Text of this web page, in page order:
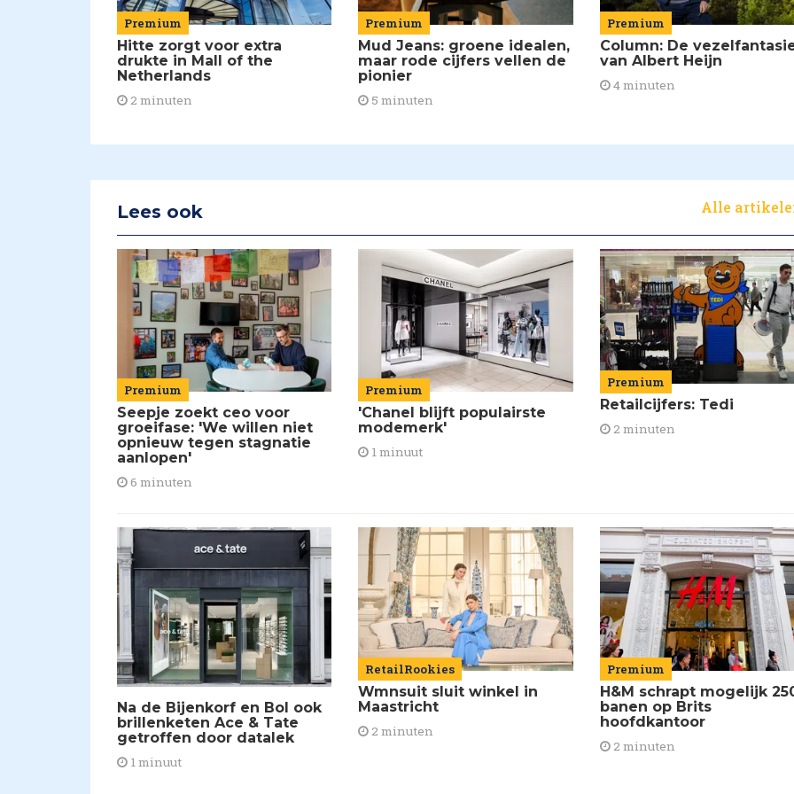
Premium
Hitte zorgt voor extra
drukte in Mall of the
Netherlands
2 minuten
Premium
Mud Jeans: groene idealen,
maar rode cijfers vellen de
pionier
5 minuten
Premium
Column: De
van Albert Heijn
4 minuten
Lees ook Alle
Premium
Seepje zoekt ceo voor
groeifase: 'We willen niet
opnieuw tegen stagnatie
aanlopen'
6 minuten
Premium
'Chanel blijft populairste
modemerk'
1 minuut
Premium
Retailcijfers: Tedi
2 minuten
Na de Bijenkorf en Bol ook
brillenketen Ace & Tate
getroffen door datalek
1 minuut
RetailRookies
Wmnsuit sluit winkel in
Maastricht
2 minuten
Premium
H&M schrapt mogelijk
banen op Brits
hoofdkantoor
2 minuten